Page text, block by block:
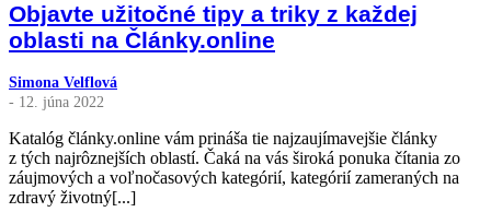
Objavte užitočné tipy a triky z každej
oblasti na Články.online
Simona Velflová
- 12. júna 2022
Katalóg články.online vám prináša tie najzaujímavejšie články
z tých najrôznejších oblastí. Čaká na vás široká ponuka čítania zo
záujmových a voľnočasových kategórií, kategórií zameraných na
zdravý životný[...]